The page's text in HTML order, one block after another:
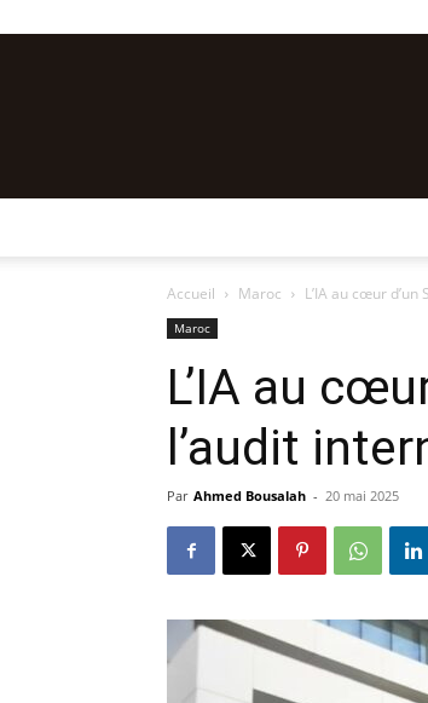
Accueil Maroc L’IA au cœur
Maroc
L’IA au
l’audit
Par Ahmed Bousalah - 20 mai 2025